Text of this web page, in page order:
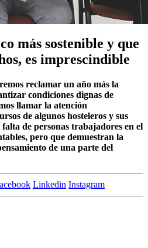
más sostenible y que
es imprescindible
reclamar un año más la
condiciones dignas de
llamar la atención
de algunos hosteleros y sus
de personas trabajadores en el
pero que demuestran la
de una parte del
Linkedin Instagram